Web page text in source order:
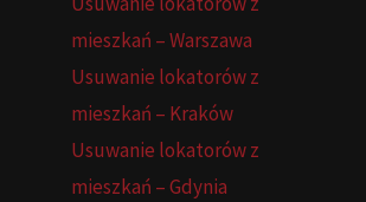
mieszkań – Warszawa
Usuwanie lokatorów z
mieszkań – Kraków
Usuwanie lokatorów z
mieszkań – Gdynia